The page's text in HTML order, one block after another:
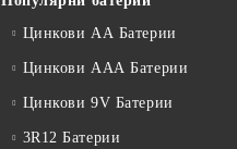
Цинкови АА Батерии
Цинкови ААА Батерии
Цинкови 9V Батерии
3R12 Батерии